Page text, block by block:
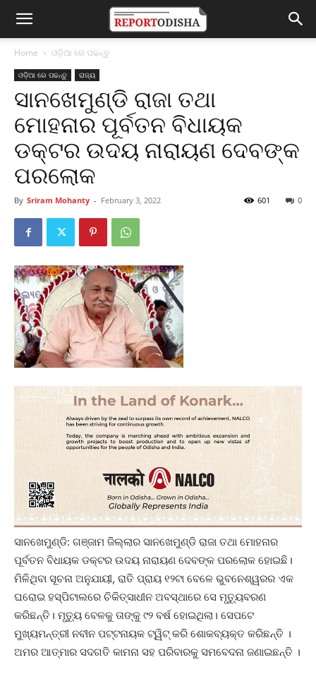
Home ଓଡ଼ିଆ ରେ ପଢନ୍ତୁ
ଓଡ଼ିଆ ରେ ପଢନ୍ତୁ ରାଜ୍ୟ
ସାନଖେମୁଣ୍ଡି ରାଜା ତଥା
ମୋହନାର ପୂର୍ବତନ ବିଧାୟକ
ଡକ୍ଟର ଉଦୟ ନାରାୟଣ ଦେବଙ୍କ
ପରଲୋକ
By Sriram Mohanty - February 3, 2022 0
601
ସାନଖେମୁଣ୍ଡି: ଗଞ୍ଜାମ ଜିଲ୍ଲାର ସାନଖେମୁଣ୍ଡି ରାଜା ତଥା ମୋହନାର
ପୂର୍ବତନ ବିଧାୟକ ଡକ୍ଟର ଉଦୟ ନାରାୟଣ ଦେବଙ୍କ ପରଲୋକ ହୋଇଛି।
ମିଳିଥିବା ସୂଚନା ଅନୁଯାୟୀ, ରାତି ପ୍ରାୟ ୧୨ଟା ବେଳେ ଭୁବନେଶ୍ୱରର ଏକ
ଘରୋଇ ହସ୍ପିଟାଲରେ ଚିକିତ୍ସାଧୀନ ଅବସ୍ଥାରେ ସେ ମୃତ୍ୟୁବରଣ
କରିଛନ୍ତି। ମୃତ୍ୟୁ ବେଳକୁ ତାଙ୍କୁ ୯୨ ବର୍ଷ ହୋଇଥିଲା। ସେପଟେ
ମୁଖ୍ୟମନ୍ତ୍ରୀ ନବୀନ ପଟ୍ଟନାୟକ ଟ୍ୱିଟ୍ କରି ଶୋକବ୍ୟକ୍ତ କରିଛନ୍ତି ।
ଅମର ଆତ୍ମାର ସଦଗତି କାମନା ସହ ପରିବାରକୁ ସମବେଦନା ଜଣାଇଛନ୍ତି ।